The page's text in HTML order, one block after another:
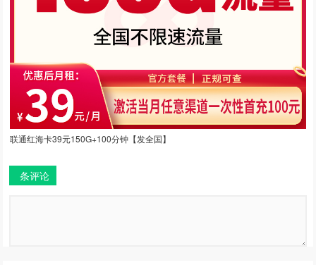
联通红海卡39元150G+100分钟【发全国】
条评论